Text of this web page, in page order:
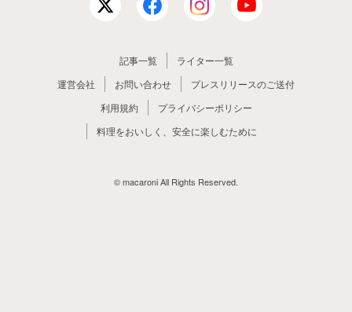
記事一覧
ライター一覧
運営会社
お問い合わせ
プレスリリースのご送付
利用規約
プライバシーポリシー
料理をおいしく、安全に楽しむために
© macaroni All Rights Reserved.